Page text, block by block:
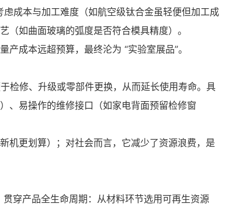
成本与加工难度（如航空级钛合金虽轻便但加工成
如曲面玻璃的弧度是否符合模具精度）。
成本远超预算，最终沦为 “实验室展品”。
检修、升级或零部件更换，从而延长使用寿命。具
、易操作的维修接口（如家电背面预留检修窗
机更划算）；对社会而言，它减少了资源浪费，是
贯穿产品全生命周期：从材料环节选用可再生资源